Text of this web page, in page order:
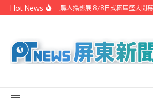
Skip to content
Hot News潮州之美職人攝影展 8/8日式園區盛大開幕